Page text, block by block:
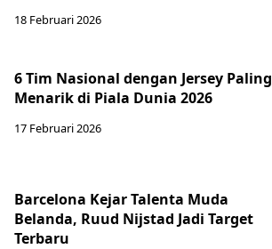
18 Februari 2026
6 Tim Nasional dengan Jersey Paling
Menarik di Piala Dunia 2026
17 Februari 2026
Barcelona Kejar Talenta Muda
Belanda, Ruud Nijstad Jadi Target
Terbaru